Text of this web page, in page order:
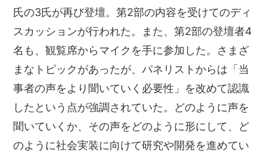
氏の3氏が再び登壇。第2部の内容を受けてのディ
スカッションが行われた。また、第2部の登壇者4
名も、観覧席からマイクを手に参加した。さまざ
まなトピックがあったが、パネリストからは「当
事者の声をより聞いていく必要性」を改めて認識
したという点が強調されていた。どのように声を
聞いていくか、その声をどのように形にして、ど
のように社会実装に向けて研究や開発を進めてい